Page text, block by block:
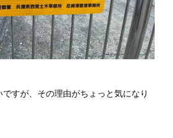
すが、その理由がちょっと気になり